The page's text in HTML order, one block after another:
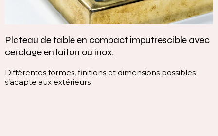
Vasque intégrée monobloc — élégance et
continuité parfaite
Cette vasque intégrée monobloc est conçue dans la
continuité du plan, sans rupture visuelle. Elle offre une